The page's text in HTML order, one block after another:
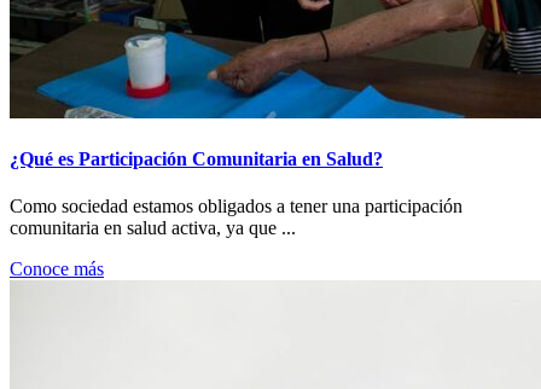
¿Qué es Participación Comunitaria en Salud?
Como sociedad estamos obligados a tener una participación
comunitaria en salud activa, ya que ...
Conoce más